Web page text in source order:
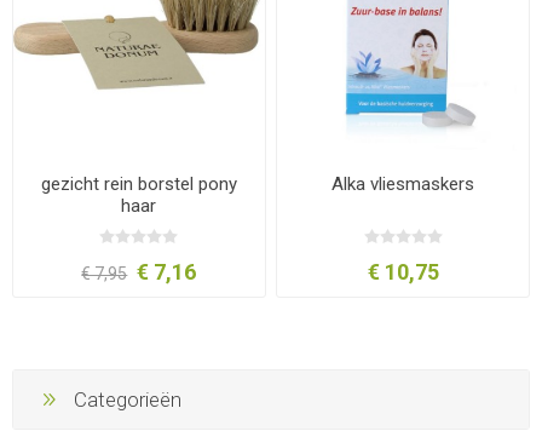
gezicht rein borstel pony
haar
€ 7,95 € 7,16
Alka vliesmaskers
€ 10,75
Categorieën